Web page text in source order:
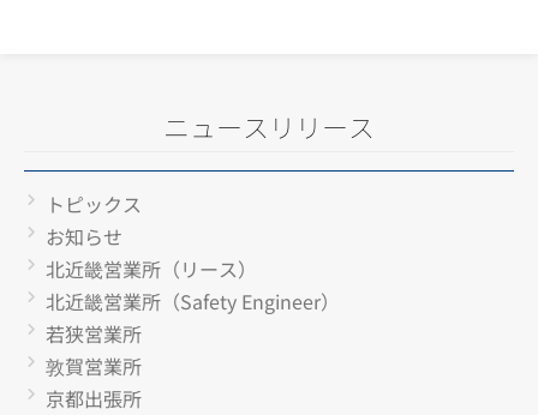
ニュースリリース
トピックス
お知らせ
北近畿営業所（リース）
北近畿営業所（Safety Engineer）
若狭営業所
敦賀営業所
京都出張所